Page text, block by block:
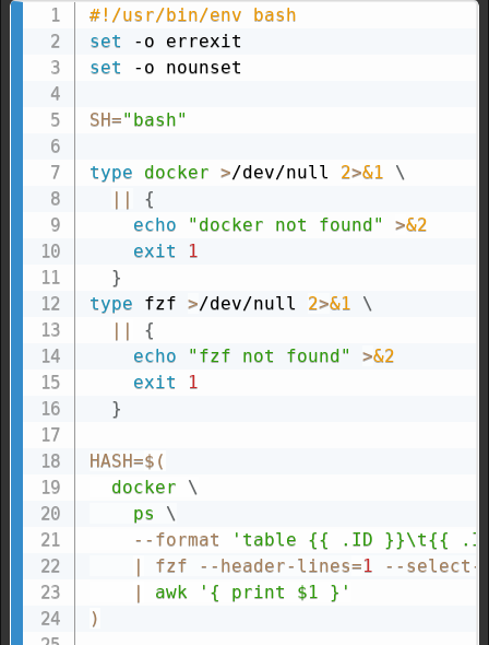
#!/usr/bin/env bash
set
set -o nounset
SH="bash"
type docker >/dev/null 2>&1
\
||
{
echo
"docker not found" >&2
exit
1
}
type fzf >/dev/null 2>&1
\
||
{
echo
"fzf not found" >&2
exit
1
}
HASH=$(
docker
\
ps
\
    --format
'table {{ .ID }}\t{{
|
fzf --header-lines=1 --select-
|
awk
'{ print $1 }'
)